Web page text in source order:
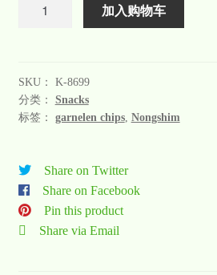
加入购物车
SKU： K-8699
分类： Snacks
标签： garnelen chips, Nongshim
Share on Twitter
Share on Facebook
Pin this product
Share via Email